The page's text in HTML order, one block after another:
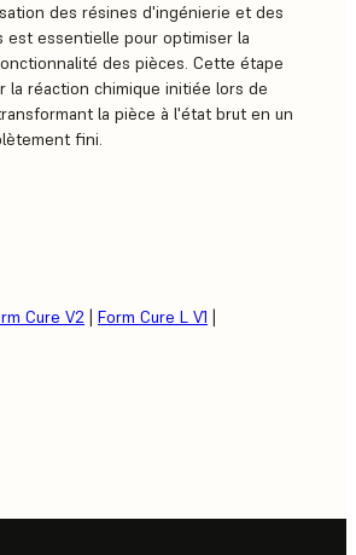
des résines d'ingénierie et des
est essentielle pour optimiser la
des pièces. Cette étape
la réaction chimique initiée lors de
la pièce à l'état brut en un
fini.
Cure V2 | Form Cure L V1 |